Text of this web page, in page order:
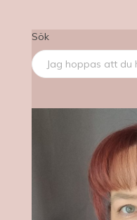
Sök